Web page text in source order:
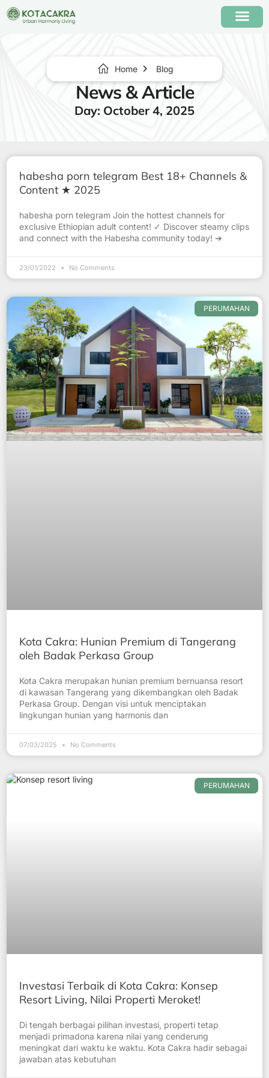
Home Blog
News & Article
Day: October 4, 2025
habesha porn telegram Best 18+ Channels &
Content ★ 2025
habesha porn telegram Join the hottest channels for
exclusive Ethiopian adult content! ✓ Discover steamy clips
and connect with the Habesha community today! ➔
23/01/2022 No Comments
PERUMAHAN
Kota Cakra: Hunian Premium di Tangerang
oleh Badak Perkasa Group
Kota Cakra merupakan hunian premium bernuansa resort
di kawasan Tangerang yang dikembangkan oleh Badak
Perkasa Group. Dengan visi untuk menciptakan
lingkungan hunian yang harmonis dan
07/03/2025 No Comments
PERUMAHAN
Investasi Terbaik di Kota Cakra: Konsep
Resort Living, Nilai Properti Meroket!
Di tengah berbagai pilihan investasi, properti tetap
menjadi primadona karena nilai yang cenderung
meningkat dari waktu ke waktu. Kota Cakra hadir sebagai
jawaban atas kebutuhan